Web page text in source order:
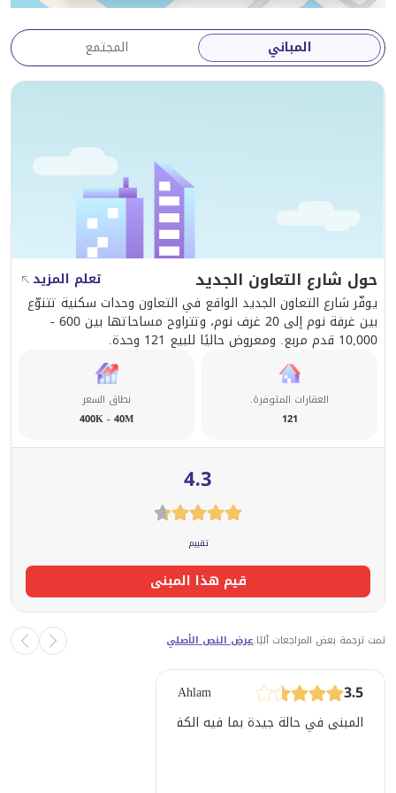
المباني المجتمع
حول شارع التعاون الجديد
تعلم المزيد
يوفّر شارع التعاون الجديد الواقع في التعاون وحدات سكنية تتنوّع
بين غرفة نوم إلى 20 غرف نوم، وتتراوح مساحاتها بين 600 -
10,000 قدم مربع. ومعروض حاليًا للبيع 121 وحدة.
العقارات المتوفرة.
121
نطاق السعر
400K - 40M
4.3
تقييم
قيم هذا المبنى
تمت ترجمة بعض المراجعات آليًا.عرض النص الأصلي
3.5
Ahlam
المبنى في حالة جيدة بما فيه الكفاية. المالك متفهم ومتعاون